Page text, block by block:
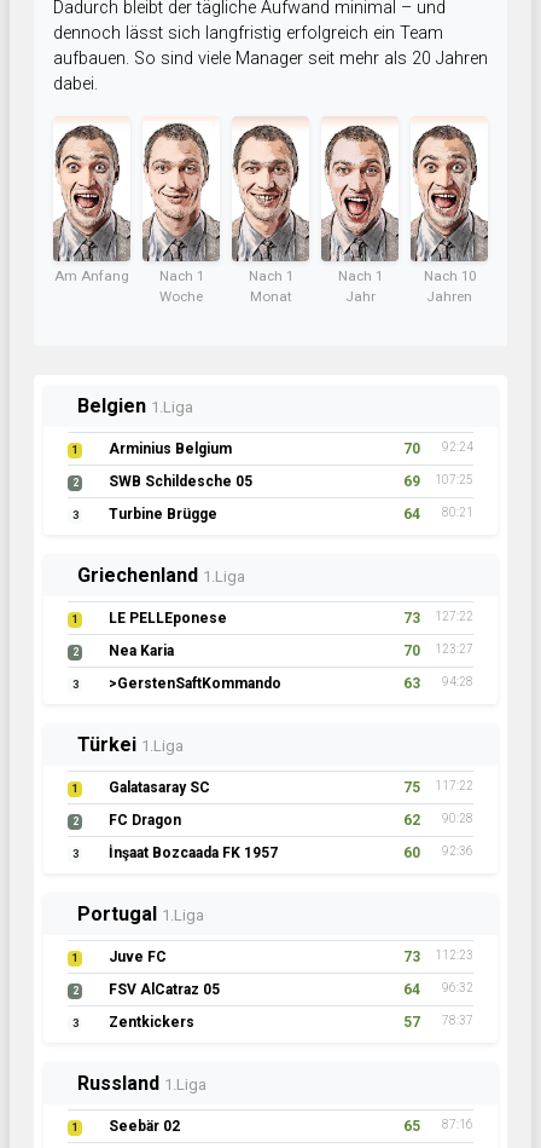
Dadurch bleibt der tägliche Aufwand minimal – und
dennoch lässt sich langfristig erfolgreich ein Team
aufbauen. So sind viele Manager seit mehr als 20 Jahren
dabei.
Am Anfang
Nach 1
Woche
Nach 1
Monat
Nach 1
Jahr
Nach 10
Jahren
Belgien 1.Liga
1 Arminius Belgium 70 92:24
2 SWB Schildesche 05 69 107:25
3 Turbine Brügge 64 80:21
Griechenland 1.Liga
1 LE PELLEponese 73 127:22
2 Nea Karia 70 123:27
3 >GerstenSaftKommando 63 94:28
Türkei 1.Liga
1 Galatasaray SC 75 117:22
2 FC Dragon 62 90:28
3 İnşaat Bozcaada FK 1957 60 92:36
Portugal 1.Liga
1 Juve FC 73 112:23
2 FSV AlCatraz 05 64 96:32
3 Zentkickers 57 78:37
Russland 1.Liga
1 Seebär 02 65 87:16